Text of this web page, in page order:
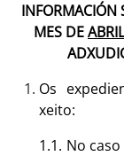
INFORMACIÓN
MES DE
Os
xeito:
1.1. No